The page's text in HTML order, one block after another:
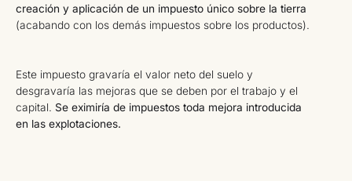
creación y aplicación de un impuesto único sobre la tierra
(acabando con los demás impuestos sobre los productos).
Este impuesto gravaría el valor neto del suelo y
desgravaría las mejoras que se deben por el trabajo y el
capital. Se eximiría de impuestos toda mejora introducida
en las explotaciones.